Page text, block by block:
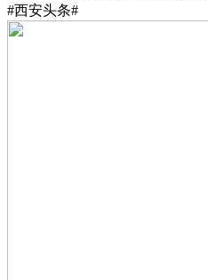
#西安头条#